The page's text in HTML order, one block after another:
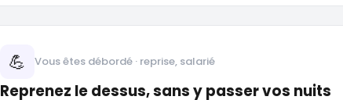
💪 Vous êtes débordé · reprise, salarié
Reprenez le dessus, sans y passer vos nuits